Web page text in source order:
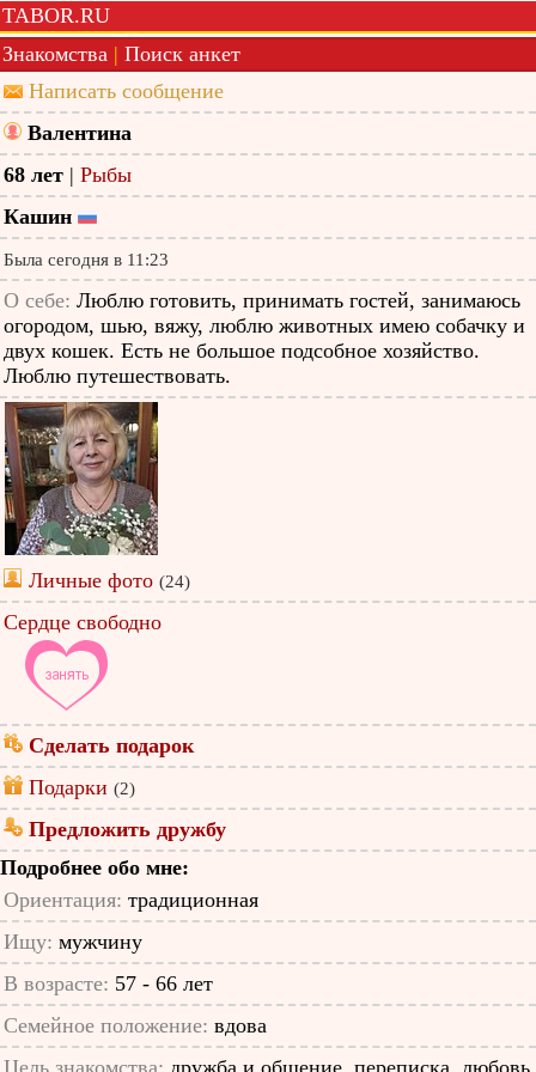
TABOR.RU
Знакомства | Поиск анкет
Написать сообщение
Валентина
68 лет | Рыбы
Кашин
Была сегодня в 11:23
О себе: Люблю готовить, принимать гостей, занимаюсь
огородом, шью, вяжу, люблю животных имею собачку и
двух кошек. Есть не большое подсобное хозяйство.
Люблю путешествовать.
Личные фото (24)
Сердце свободно
Сделать подарок
Подарки (2)
Предложить дружбу
Подробнее обо мне:
Ориентация: традиционная
Ищу: мужчину
В возрасте: 57 - 66 лет
Семейное положение: вдова
Цель знакомства: дружба и общение, переписка, любовь